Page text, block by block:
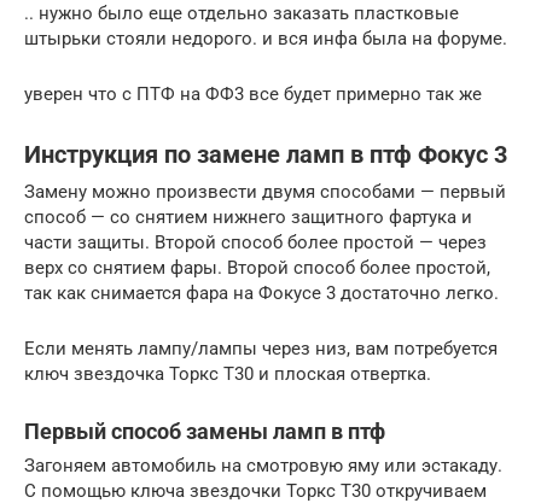
.. нужно было еще отдельно заказать пластковые
штырьки стояли недорого. и вся инфа была на форуме.
уверен что с ПТФ на ФФ3 все будет примерно так же
Инструкция по замене ламп в птф Фокус 3
Замену можно произвести двумя способами — первый
способ — со снятием нижнего защитного фартука и
части защиты. Второй способ более простой — через
верх со снятием фары. Второй способ более простой,
так как снимается фара на Фокусе 3 достаточно легко.
Если менять лампу/лампы через низ, вам потребуется
ключ звездочка Торкс Т30 и плоская отвертка.
Первый способ замены ламп в птф
Загоняем автомобиль на смотровую яму или эстакаду.
С помощью ключа звездочки Торкс Т30 откручиваем